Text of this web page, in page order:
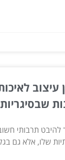
עיצוב
שבסיגריות
להיבט תרבותי
שלו, אלא גם